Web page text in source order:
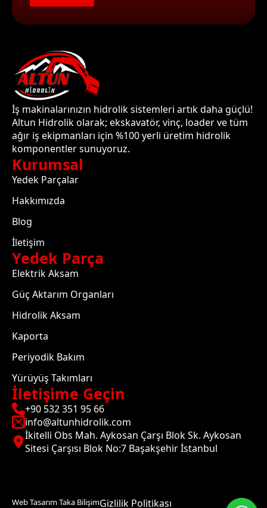
İş makinalarınızın hidrolik sistemleri artık daha güçlü!
Altun Hidrolik olarak; ekskavatör, vinç, loader ve tüm
ağır iş ekipmanları için %100 yerli üretim hidrolik
komponentler sunuyoruz.
Kurumsal
Yedek Parçalar
Hakkımızda
Blog
İletişim
Yedek Parça
Elektrik Aksam
Güç Aktarım Organları
Hidrolik Aksam
Kaporta
Periyodik Bakım
Yürüyüş Takımları
İletişime Geçin
+90 532 351 95 66
info@altunhidrolik.com
İkitelli Obs Mah. Aykosan Çarşı Blok Sk. Aykosan
Sitesi Çarşısı Blok No:7 Başakşehir İstanbul
Web Tasarım Taka BilişimGizlilik Politikası